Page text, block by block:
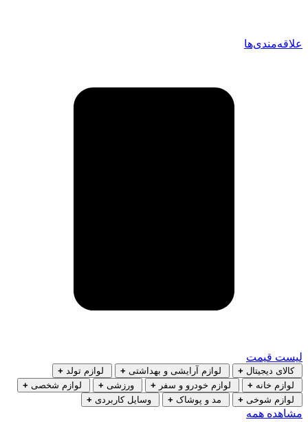
علاقه‌مندی‌ها
لیست قیمت
کالای دیجیتال + لوازم آرایشی و بهداشتی + لوازم تولد +
لوازم خانه + لوازم خودرو و سفر + ورزشی + لوازم شخصی +
لوازم شوخی + مد و پوشاک + وسایل کاربردی +
مشاهده همه